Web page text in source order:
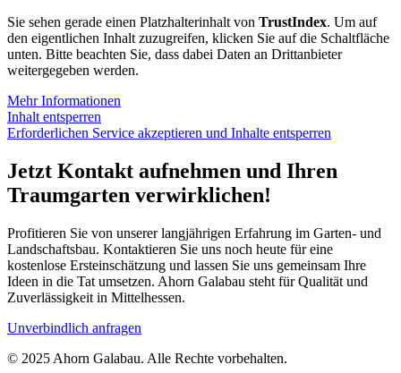
Sie sehen gerade einen Platzhalterinhalt von TrustIndex. Um auf
den eigentlichen Inhalt zuzugreifen, klicken Sie auf die Schaltfläche
unten. Bitte beachten Sie, dass dabei Daten an Drittanbieter
weitergegeben werden.
Mehr Informationen
Inhalt entsperren
Erforderlichen Service akzeptieren und Inhalte entsperren
Jetzt Kontakt aufnehmen und Ihren
Traumgarten verwirklichen!
Profitieren Sie von unserer langjährigen Erfahrung im Garten- und
Landschaftsbau. Kontaktieren Sie uns noch heute für eine
kostenlose Ersteinschätzung und lassen Sie uns gemeinsam Ihre
Ideen in die Tat umsetzen. Ahorn Galabau steht für Qualität und
Zuverlässigkeit in Mittelhessen.
Unverbindlich anfragen
© 2025 Ahorn Galabau. Alle Rechte vorbehalten.